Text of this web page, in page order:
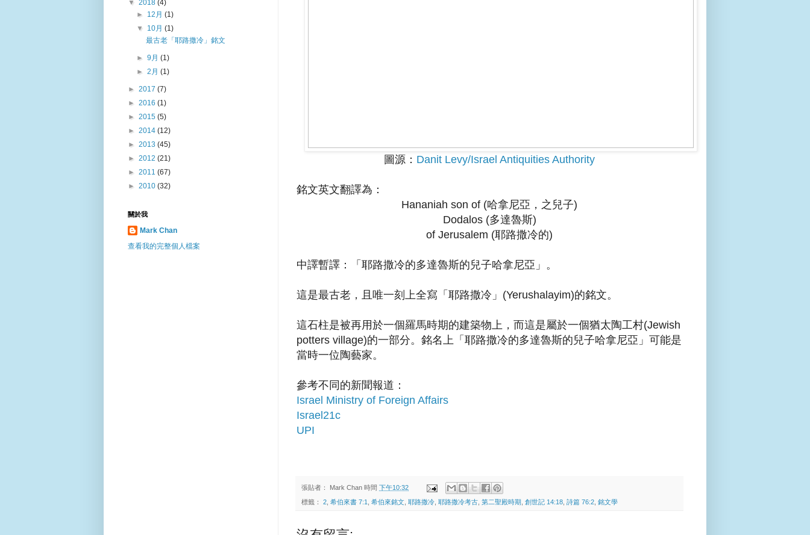
圖源： Danit Levy/Israel Antiquities Authority
銘文英文翻譯為：
Hananiah son of (哈拿尼亞，之兒子)
Dodalos (多達魯斯)
of Jerusalem (耶路撒冷的)
中譯暫譯：「耶路撒冷的多達魯斯的兒子哈拿尼亞」。
這是最古老，且唯一刻上全寫「耶路撒冷」(Yerushalayim)的銘文。
這石柱是被再用於一個羅馬時期的建築物 上，而這是屬於一個猶太陶工村(Jewish
potters village)的一部分。銘名上「耶路撒冷的多達魯斯的兒子哈拿尼亞」可能是
當時一位陶藝家。
參考不同的新聞報道：
Israel Ministry of Foreign Affairs
Israel21c
UPI
張貼者： Mark Chan 時間 下午10:32
標籤： 2 希伯來書 7:1 希伯來銘文 耶路撒冷 耶路撒冷考古 第二聖殿時期 創世記 14:18 詩篇 76:2 銘文學
▼ 2018 (4)
► 12月(1)
▼ 10月(1)
最古老「耶路撒冷」銘文
►9月(1)
►2月(1)
► 2017 (7)
► 2016 (1)
► 2015 (5)
► 2014 (12)
► 2013 (45)
► 2012 (21)
► 2011 (67)
► 2010 (32)
關於我
Mark Chan
查看我的完整個人檔案